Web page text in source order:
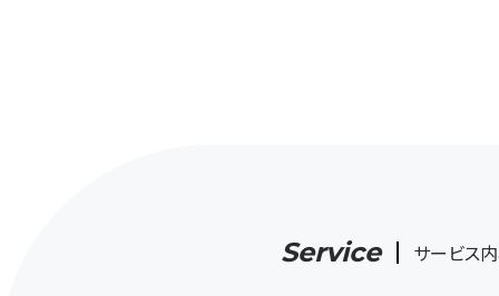
Service サービス